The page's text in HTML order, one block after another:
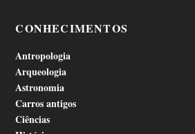
CONHECIMENTOS
Antropologia
Arqueologia
Astronomia
Carros antigos
Ciências